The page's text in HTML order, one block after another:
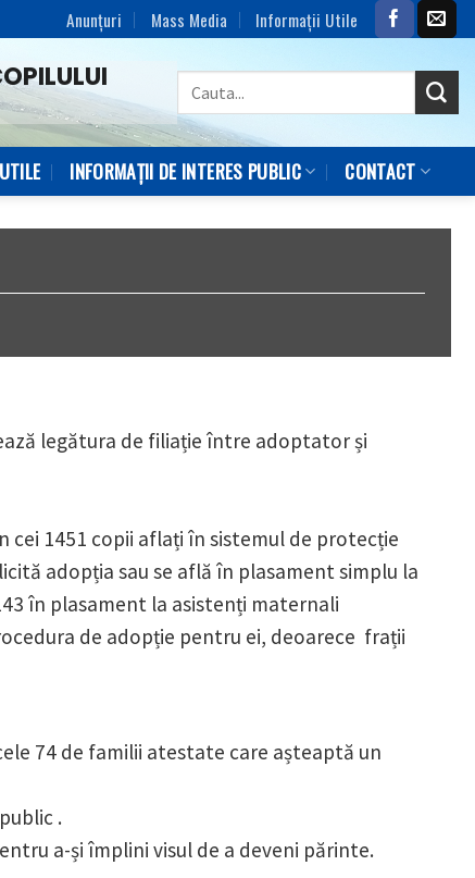
Anunțuri Mass Media Informaţii Utile
UTILE INFORMAȚII DE INTERES PUBLIC CONTACT
legătura de filiație între adoptator și
cei 1451 copii aflați în sistemul de protecție
adopția sau se află în plasament simplu la
în plasament la asistenți maternali
de adopție pentru ei, deoarece frații
74 de familii atestate care așteaptă un
.
a-și împlini visul de a deveni părinte.